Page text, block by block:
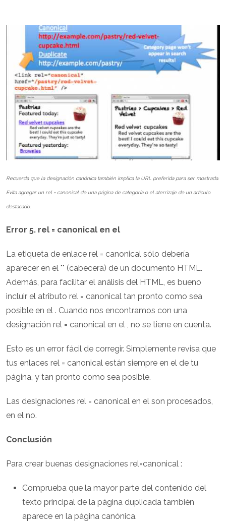
Recuerda que la designación canónica también implica la URL preferida para ser mostrada.
Evita agregar un rel = canonical de una página de categoría o el aterrizaje de un artículo
destacado.
Error 5. rel = canonical en el
La etiqueta de enlace rel = canonical sólo debería
aparecer en el "" (cabecera) de un documento HTML.
Además, para facilitar el análisis del HTML, es bueno
incluir el atributo rel = canonical tan pronto como sea
posible en el . Cuando nos encontramos con una
designación rel = canonical en el , no se tiene en cuenta.
Esto es un error fácil de corregir. Simplemente revisa que
tus enlaces rel = canonical están siempre en el de tu
página, y tan pronto como sea posible.
Las designaciones rel = canonical en el son procesados,
en el no.
Conclusión
Para crear buenas designaciones rel=canonical :
Comprueba que la mayor parte del contenido del
texto principal de la página duplicada también
aparece en la página canónica.